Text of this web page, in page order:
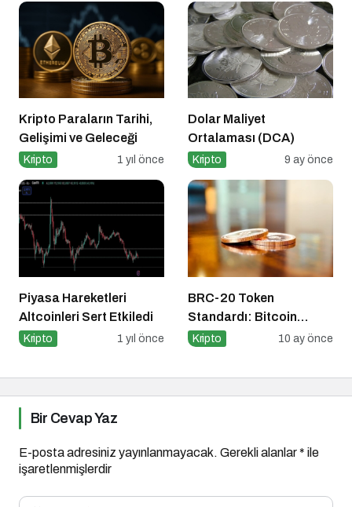
Kripto Paraların Tarihi,
Gelişimi ve Geleceği
Kripto 1 yıl önce
Dolar Maliyet
Ortalaması (DCA)
Kripto 9 ay önce
Piyasa Hareketleri
Altcoinleri Sert Etkiledi
Kripto 1 yıl önce
BRC-20 Token
Standardı: Bitcoin
Üzerindeki Deneysel
Kripto 10 ay önce
Bir Cevap Yaz
E-posta adresiniz yayınlanmayacak. Gerekli alanlar* ile
işaretlenmişlerdir